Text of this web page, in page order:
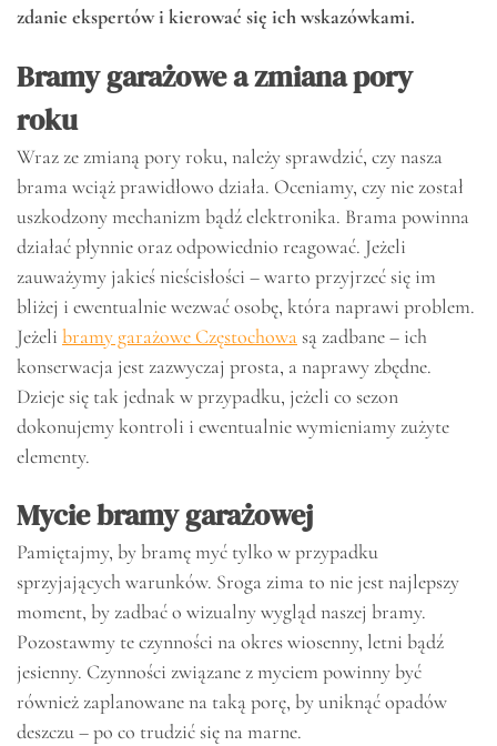
zdanie ekspertów i kierować się ich wskazówkami.
Bramy garażowe a zmiana pory
roku
Wraz ze zmianą pory roku, należy sprawdzić, czy nasza
brama wciąż prawidłowo działa. Oceniamy, czy nie został
uszkodzony mechanizm bądź elektronika. Brama powinna
działać płynnie oraz odpowiednio reagować. Jeżeli
zauważymy jakieś nieścisłości – warto przyjrzeć się im
bliżej i ewentualnie wezwać osobę, która naprawi problem.
Jeżeli bramy garażowe Częstochowasą zadbane – ich
konserwacja jest zazwyczaj prosta, a naprawy zbędne.
Dzieje się tak jednak w przypadku, jeżeli co sezon
dokonujemy kontroli i ewentualnie wymieniamy zużyte
elementy.
Mycie bramy garażowej
Pamiętajmy, by bramę myć tylko w przypadku
sprzyjających warunków. Sroga zima to nie jest najlepszy
moment, by zadbać o wizualny wygląd naszej bramy.
Pozostawmy te czynności na okres wiosenny, letni bądź
jesienny. Czynności związane z myciem powinny być
również zaplanowane na taką porę, by uniknąć opadów
deszczu – po co trudzić się na marne.